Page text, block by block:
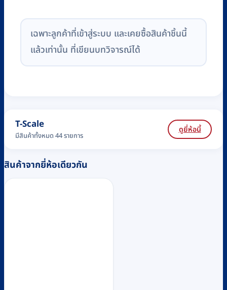
เฉพาะลูกค้าที่เข้าสู่ระบบ และเคยซื้อสินค้าชิ้นนี้
แล้วเท่านั้น ที่เขียนบทวิจารณ์ได้
T-Scale
มีสินค้าทั้งหมด 44 รายการ
ดูยี่ห้อนี้
สินค้าจากยี่ห้อเดียวกัน